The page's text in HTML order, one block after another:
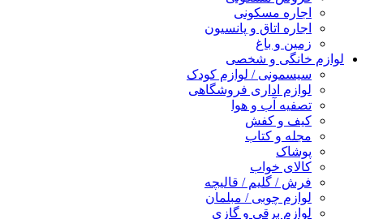
اجاره مسکونی
اجاره اتاق و پانسیون
زمین و باغ
لوازم خانگی و شخصی
سیسمونی / لوازم کودک
لوازم اداری فروشگاهی
تصفیه آب و هوا
کیف و کفش
مجله و کتاب
پوشاک
کالای خواب
فرش / گلیم / قالیچه
لوازم چوبی / مبلمان
لوازم برقی و گازی